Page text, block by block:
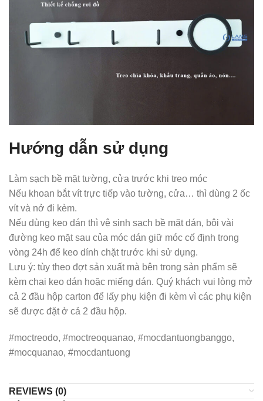
Hướng dẫn sử dụng
Làm sạch bề mặt tường, cửa trước khi treo móc
Nếu khoan bắt vít trực tiếp vào tường, cửa… thì dùng 2 ốc
vít và nở đi kèm.
Nếu dùng keo dán thì vệ sinh sạch bề mặt dán, bôi vài
đường keo mặt sau của móc dán giữ móc cố định trong
vòng 24h để keo dính chặt trước khi sử dụng.
Lưu ý: tùy theo đợt sản xuất mà bên trong sản phẩm sẽ
kèm chai keo dán hoặc miếng dán. Quý khách vui lòng mở
cả 2 đầu hộp carton để lấy phụ kiện đi kèm vì các phụ kiện
sẽ được đặt ở cả 2 đầu hộp.
#moctreodo, #moctreoquanao, #mocdantuongbanggo,
#mocquanao, #mocdantuong
REVIEWS (0)